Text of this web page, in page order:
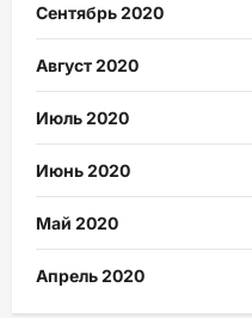
Сентябрь 2020
Август 2020
Июль 2020
Июнь 2020
Май 2020
Апрель 2020